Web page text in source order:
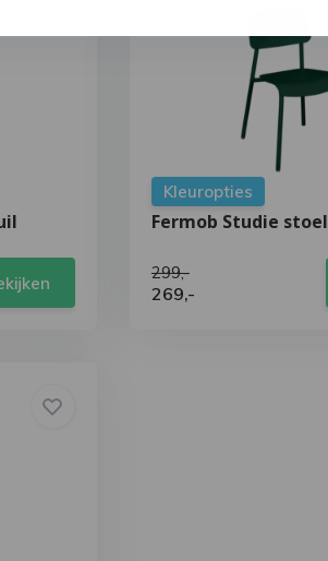
Kleuropties
Fermob Studie stoel
299,-
269,-